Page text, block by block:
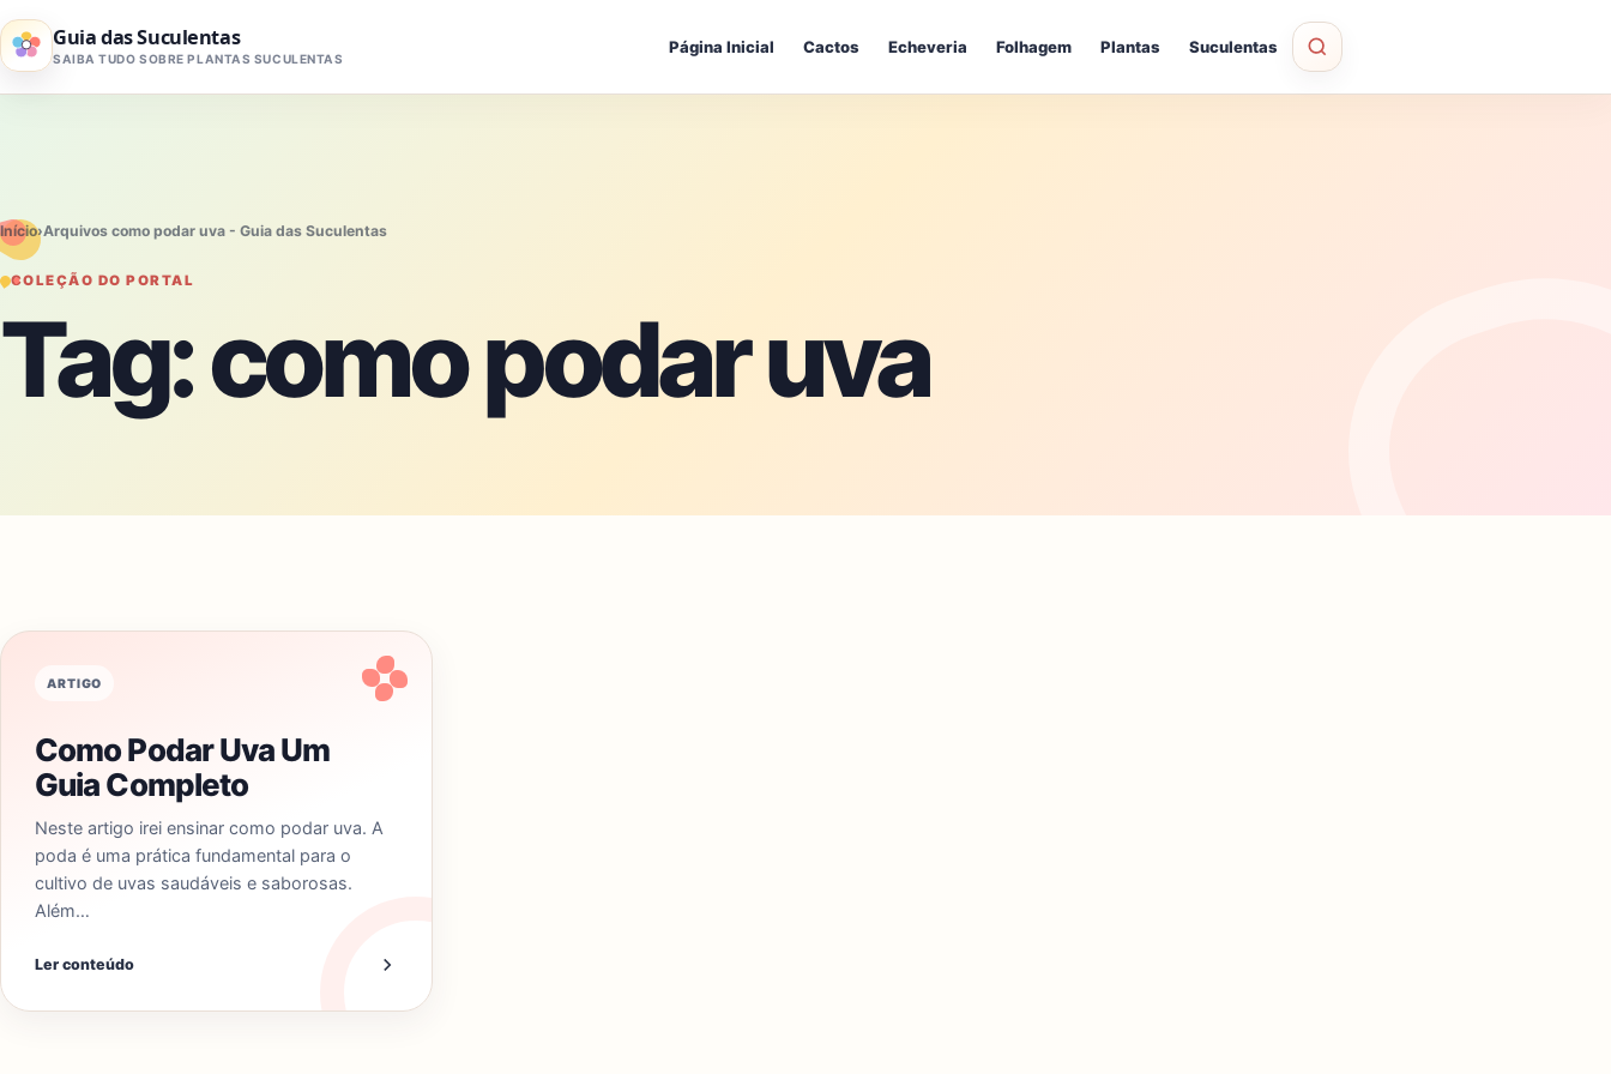
Pular para o conteúdo
Guia das Suculentas
SAIBA TUDO SOBRE PLANTAS SUCULENTAS
Página Inicial Cactos Echeveria Folhagem Plantas Suculentas
Início›Arquivos como podar uva - Guia das Suculentas
COLEÇÃO DO PORTAL
Tag:como podar uva
ARTIGO
Como Podar Uva Um
Guia Completo
Neste artigo irei ensinar como podar uva. A
poda é uma prática fundamental para o
cultivo de uvas saudáveis e saborosas.
Além…
Ler conteúdo